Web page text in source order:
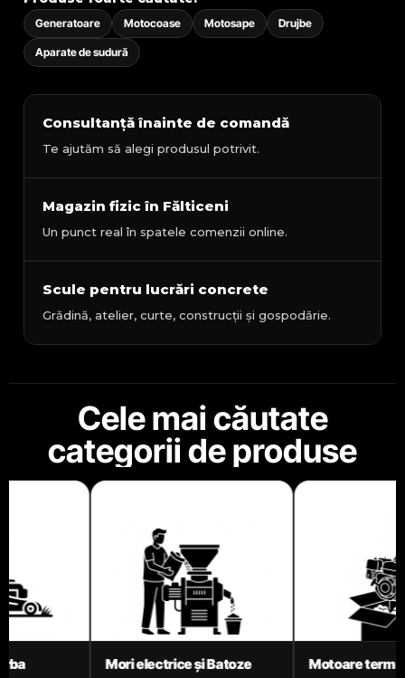
Generatoare Motocoase Motosape Drujbe
Aparate de sudură
Consultanță înainte de comandă
Te ajutăm să alegi produsul potrivit.
Magazin fizic în Fălticeni
Un punct real în spatele comenzii online.
Scule pentru lucrări concrete
Grădină, atelier, curte, construcții și gospodărie.
Cele mai căutate
categorii de produse
Motoare termice benzină Motocoase